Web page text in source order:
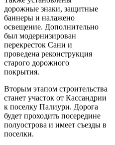
дорожные знаки, защитные
баннеры и налажено
освещение. Дополнительно
был модернизирован
перекресток Сани и
проведена реконструкция
старого дорожного
покрытия.
Вторым этапом строительства
станет участок от Кассандрии
к поселку Палиури. Дорога
будет проходить посередине
полуострова и имеет съезды в
поселки.